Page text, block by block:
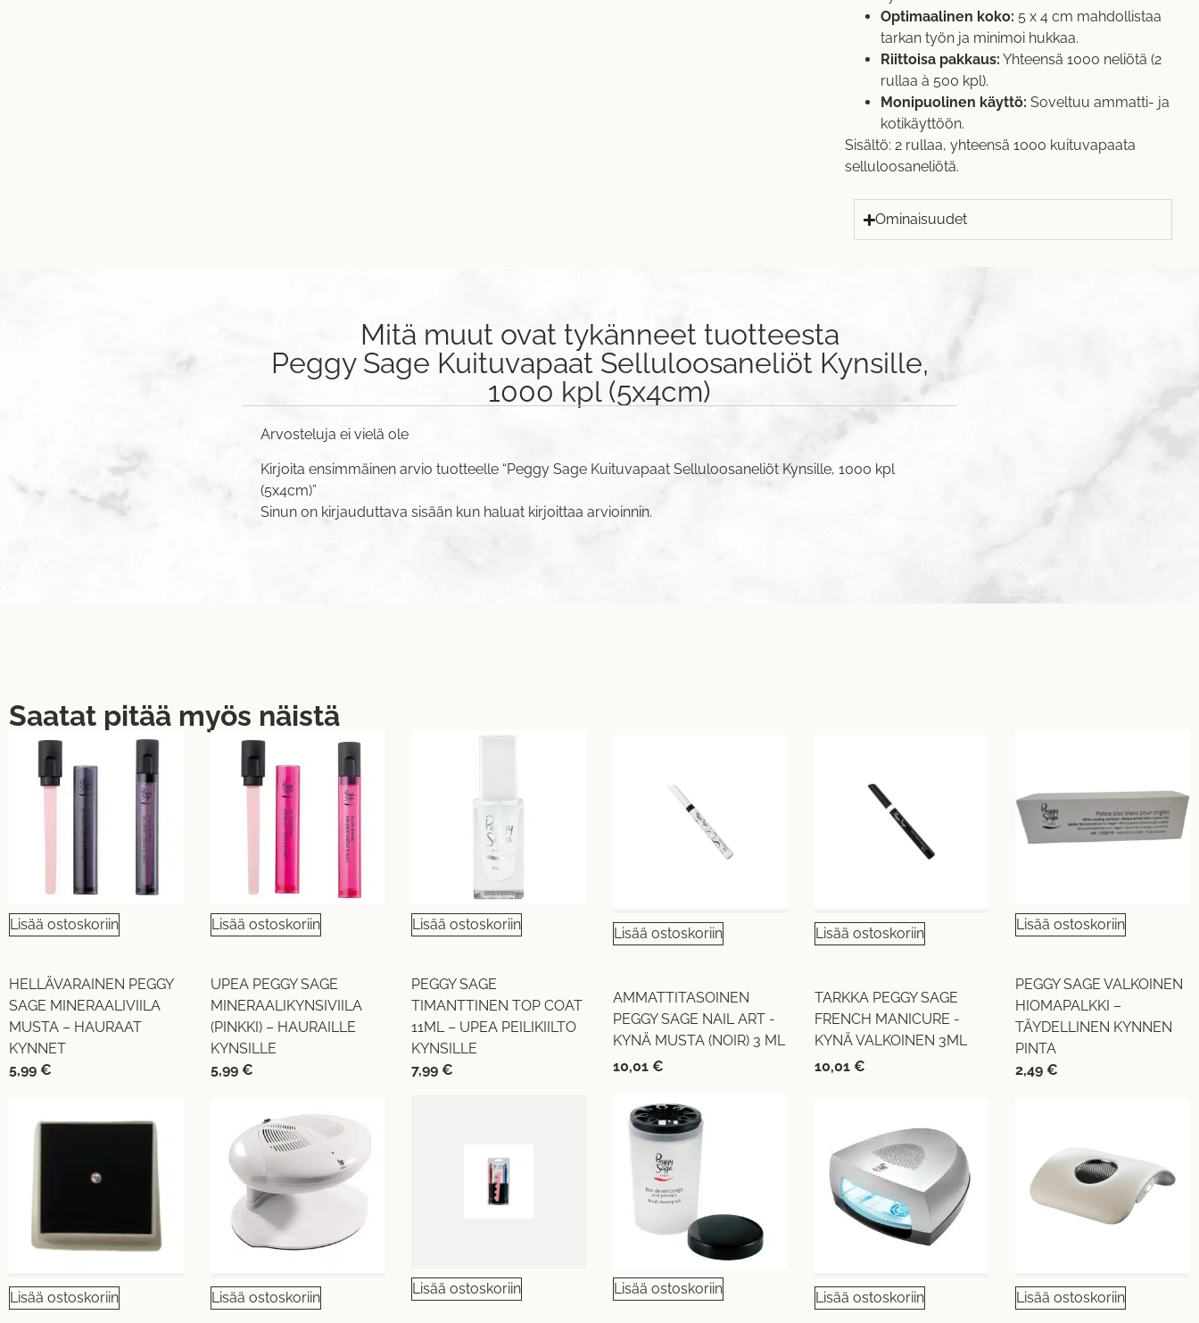
Optimaalinen koko: 5 x 4 cm mahdollistaa
tarkan työn ja minimoi hukkaa.
Riittoisa pakkaus: Yhteensä 1000 neliötä (2
rullaa à 500 kpl).
Monipuolinen käyttö: Soveltuu ammatti- ja
kotikäyttöön.
Sisältö: 2 rullaa, yhteensä 1000 kuituvapaata
selluloosaneliötä.
Ominaisuudet
Mitä muut ovat tykänneet tuotteesta
Peggy Sage Kuituvapaat Selluloosaneliöt Kynsille,
1000 kpl (5x4cm)
Arvosteluja ei vielä ole
Kirjoita ensimmäinen arvio tuotteelle “Peggy Sage Kuituvapaat Selluloosaneliöt Kynsille, 1000 kpl
(5x4cm)”
Sinun on kirjauduttava sisään kun haluat kirjoittaa arvioinnin.
Saatat pitää myös näistä
Lisää ostoskoriin
HELLÄVARAINEN PEGGY
SAGE MINERAALIVIILA
MUSTA – HAURAAT
KYNNET
5,99 €
Lisää ostoskoriin
UPEA PEGGY SAGE
MINERAALIKYNSIVIILA
(PINKKI) – HAURAILLE
KYNSILLE
5,99 €
Lisää ostoskoriin
PEGGY SAGE
TIMANTTINEN TOP COAT
11ML – UPEA PEILIKIILTO
KYNSILLE
7,99€
Lisää ostoskoriin
AMMATTITASOINEN
PEGGY SAGE NAIL ART -
KYNÄ MUSTA (NOIR) 3 ML
10,01 €
Lisää ostoskoriin
TARKKA PEGGY SAGE
FRENCH MANICURE -
KYNÄ VALKOINEN 3ML
10,01 €
Lisää ostoskoriin
PEGGY SAGE VALKOINEN
HIOMAPALKKI –
TÄYDELLINEN KYNNEN
PINTA
2,49€
Lisää ostoskoriin Lisää ostoskoriin
Lisää ostoskoriin Lisää ostoskoriin
Lisää ostoskoriin Lisää ostoskoriin